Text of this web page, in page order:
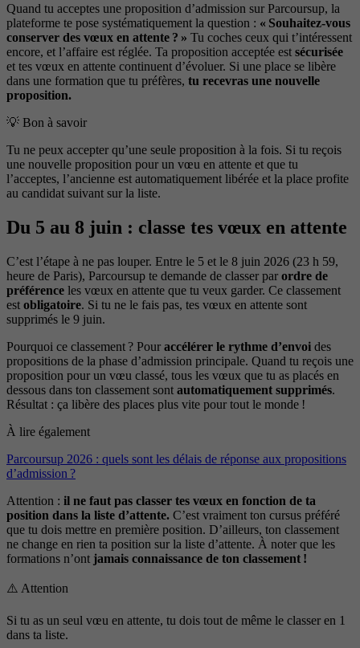
Quand tu acceptes une proposition d’admission sur Parcoursup, la
plateforme te pose systématiquement la question : « Souhaitez-vous
conserver des vœux en attente ? » Tu coches ceux qui t’intéressent
encore, et l’affaire est réglée. Ta proposition acceptée est sécurisée
et tes vœux en attente continuent d’évoluer. Si une place se libère
dans une formation que tu préfères, tu recevras une nouvelle
proposition.
💡 Bon à savoir
Tu ne peux accepter qu’une seule proposition à la fois. Si tu reçois
une nouvelle proposition pour un vœu en attente et que tu
l’acceptes, l’ancienne est automatiquement libérée et la place profite
au candidat suivant sur la liste.
Du 5 au 8 juin : classe tes vœux en attente
C’est l’étape à ne pas louper. Entre le 5 et le 8 juin 2026 (23 h 59,
heure de Paris), Parcoursup te demande de classer par ordre de
préférence les vœux en attente que tu veux garder. Ce classement
est obligatoire. Si tu ne le fais pas, tes vœux en attente sont
supprimés le 9 juin.
Pourquoi ce classement ? Pour accélérer le rythme d’envoi des
propositions de la phase d’admission principale. Quand tu reçois une
proposition pour un vœu classé, tous les vœux que tu as placés en
dessous dans ton classement sont automatiquement supprimés.
Résultat : ça libère des places plus vite pour tout le monde !
À lire également
Parcoursup 2026 : quels sont les délais de réponse aux propositions
d’admission ?
Attention : il ne faut pas classer tes vœux en fonction de ta
position dans la liste d’attente. C’est vraiment ton cursus préféré
que tu dois mettre en première position. D’ailleurs, ton classement
ne change en rien ta position sur la liste d’attente. À noter que les
formations n’ont jamais connaissance de ton classement !
⚠️ Attention
Si tu as un seul vœu en attente, tu dois tout de même le classer en 1
dans ta liste.